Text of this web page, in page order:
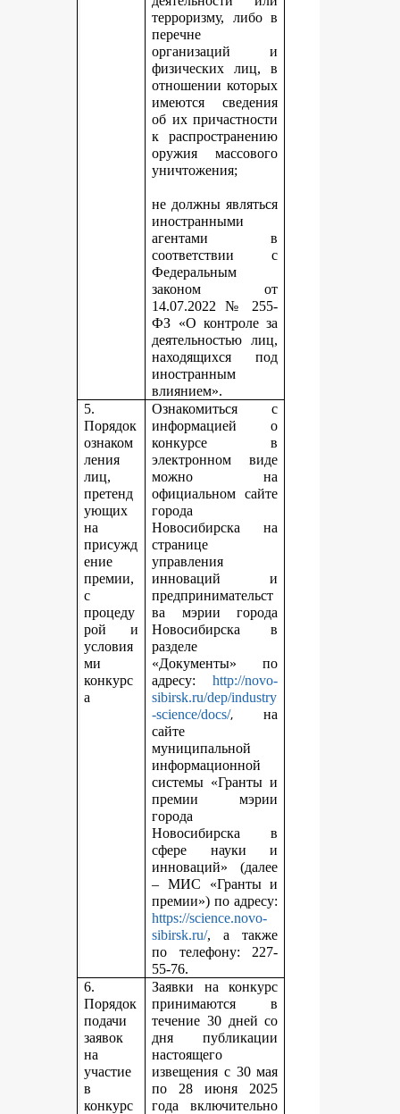
терроризму, либо в
перечне
организаций и
физических лиц, в
отношении которых
имеются сведения
об их причастности
к распространению
оружия массового
уничтожения;
не должны являться
иностранными
агентами в
соответствии с
Федеральным
законом от
14.07.2022 № 255-
ФЗ «О контроле за
деятельностью лиц,
находящихся под
иностранным
влиянием».
5.
Порядок
ознаком
ления
лиц,
претенд
ующих
на
присужд
ение
премии,
с
процеду
рой и
условия
ми
конкурс
а
Ознакомиться с
информацией о
конкурсе в
электронном виде
можно на
официальном сайте
города
Новосибирска на
странице
управления
инноваций и
предпринимательст
ва мэрии города
Новосибирска в
разделе
«Документы» по
адресу:http://novo-
sibirsk.ru/dep/industry
-science/docs/,на
сайте
муниципальной
информационной
системы «Гранты и
премии мэрии
города
Новосибирска в
сфере науки и
инноваций» (далее
– МИС «Гранты и
премии») по адресу:
https://science.novo-
sibirsk.ru/, а также
по телефону: 227-
55-76.
6.
Порядок
подачи
заявок
на
участие
в
конкурс
Заявки на конкурс
принимаются в
течение 30 дней со
дня публикации
настоящего
извещения с 30 мая
по 28 июня 2025
года включительно